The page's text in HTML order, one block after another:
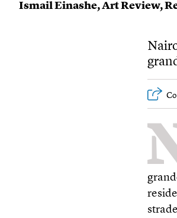
Ismail Einashe,Art Review,